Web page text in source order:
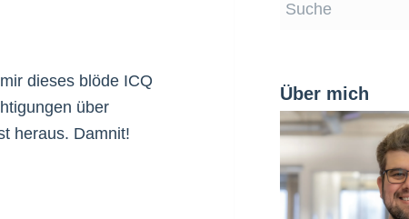
dieses blöde ICQ
über
heraus. Damnit!
Über mich